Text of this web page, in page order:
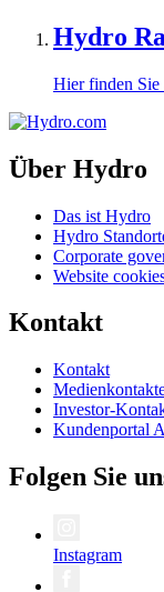
Hydro
Hier finden
Über Hydro
Das ist Hydro
Hydro
Corporate
Website
Kontakt
Kontakt
Investor-
Kundenportal
Folgen Sie
Instagram